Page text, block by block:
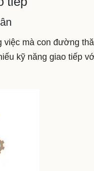
việc mà con đường
kỹ năng giao tiếp